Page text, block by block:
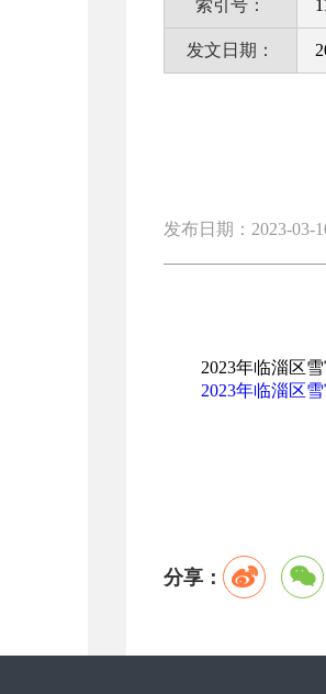
索引号：
发文日期：
发布日期：2023-03-
2023年临淄区
2023年临淄区
分享：